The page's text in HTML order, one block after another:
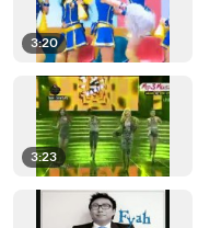
3:20
3:23